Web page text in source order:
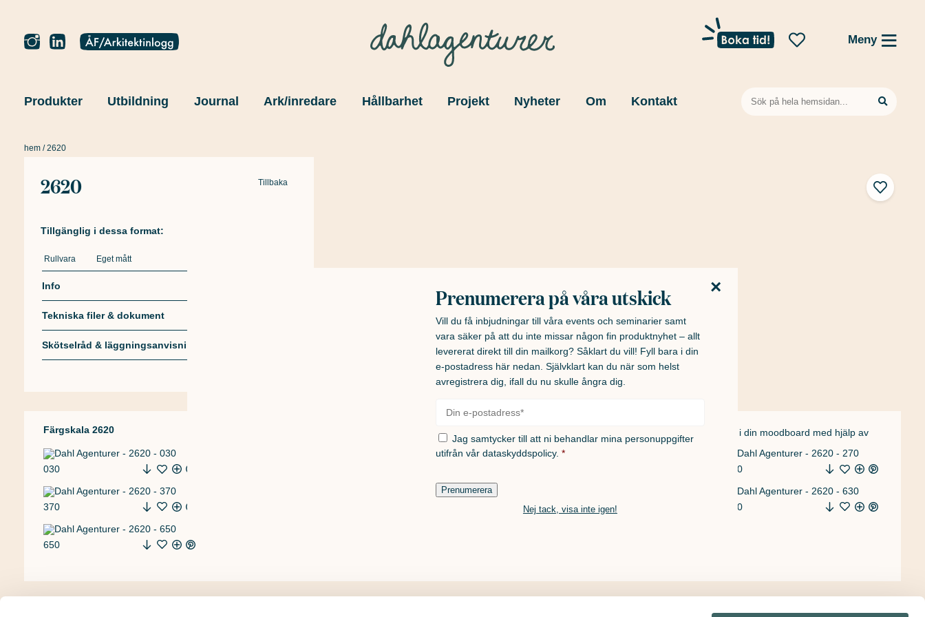
Meny
Produkter Utbildning Journal Ark/inredare Hållbarhet Projekt Nyheter Om Kontakt
efter:
hem / 2620
2620 Tillbaka
Tillgänglig i dessa format:
Rullvara Eget mått
Info
Tekniska filer & dokument
Skötselråd & läggningsanvisning
Färgskala 2620 för att lägga till färgen i din provkorg. Lägg till i din moodboard med hjälp av
030 270
370 610 630
650
×
Prenumerera på våra utskick
Vill du få inbjudningar till våra events och seminarier samt
vara säker på att du inte missar någon fin produktnyhet – allt
levererat direkt till din mailkorg? Såklart du vill! Fyll bara i din
e-postadress här nedan. Självklart kan du när som helst
avregistrera dig, ifall du nu skulle ångra dig.
post *
Samtycke *
Jag samtycker till att ni behandlar mina personuppgifter
utifrån vår dataskyddspolicy. *
Prenumerera
Nej tack, visa inte igen!